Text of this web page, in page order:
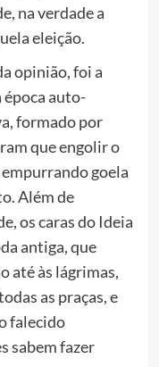
na verdade a
eleição.
opinião, foi a
época auto-
formado por
que engolir o
goela
Além de
os caras do Ideia
antiga, que
até às lágrimas,
as praças, e
falecido
sabem fazer